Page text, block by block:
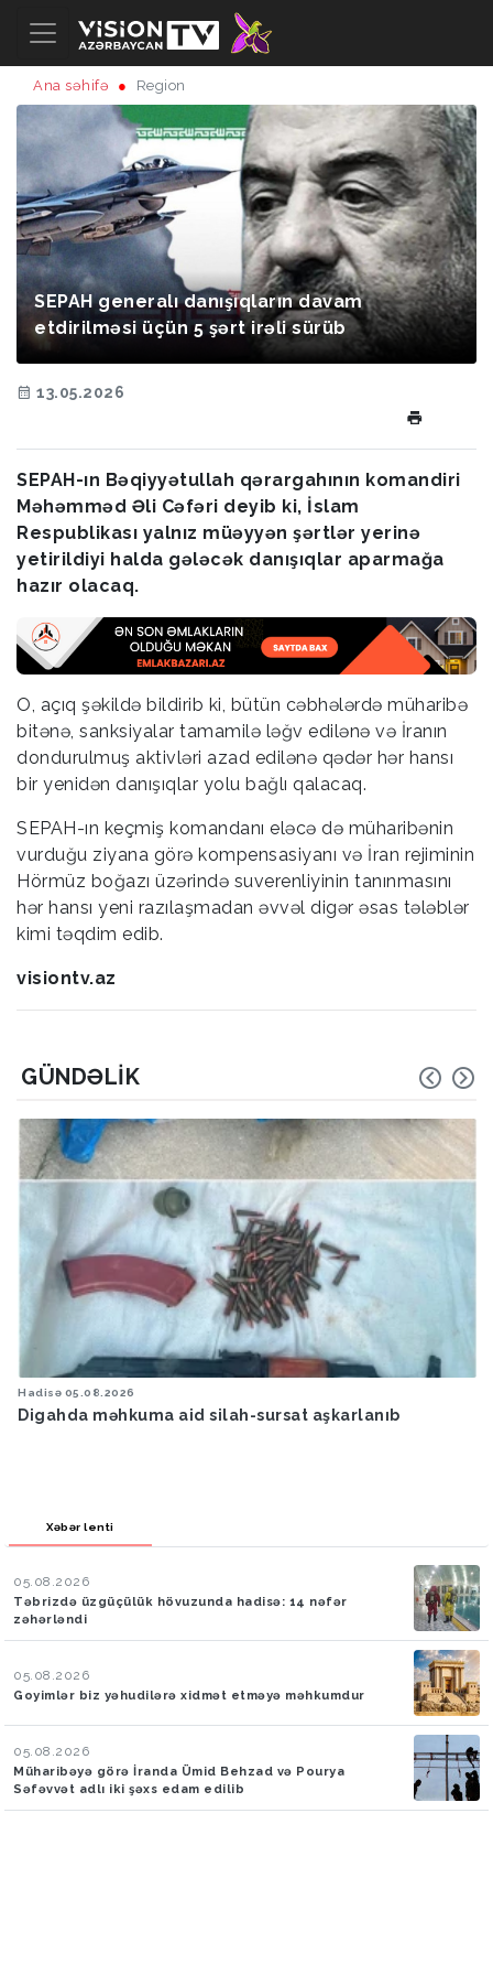
Ana səhifə Region
SEPAH generalı danışıqların davam
etdirilməsi üçün 5 şərt irəli sürüb
13.05.2026
SEPAH-ın Bəqiyyətullah qərargahının komandiri
Məhəmməd Əli Cəfəri deyib ki, İslam
Respublikası yalnız müəyyən şərtlər yerinə
yetirildiyi halda gələcək danışıqlar aparmağa
hazır olacaq.
O, açıq şəkildə bildirib ki, bütün cəbhələrdə müharibə
bitənə, sanksiyalar tamamilə ləğv edilənə və İranın
dondurulmuş aktivləri azad edilənə qədər hər hansı
bir yenidən danışıqlar yolu bağlı qalacaq.
SEPAH-ın keçmiş komandanı eləcə də müharibənin
vurduğu ziyana görə kompensasiyanı və İran rejiminin
Hörmüz boğazı üzərində suverenliyinin tanınmasını
hər hansı yeni razılaşmadan əvvəl digər əsas tələblər
kimi təqdim edib.
visiontv.az
GÜNDƏLIK
Hadisə 05.08.2026
Digahda məhkuma aid silah-sursat aşkarlanıb
Xəbər lenti
05.08.2026
Təbrizdə üzgüçülük hövuzunda hadisə: 14 nəfər
zəhərləndi
05.08.2026
Goyimlər biz yəhudilərə xidmət etməyə məhkumdur
05.08.2026
Müharibəyə görə İranda Ümid Behzad və Pourya
Səfəvvət adlı iki şəxs edam edilib